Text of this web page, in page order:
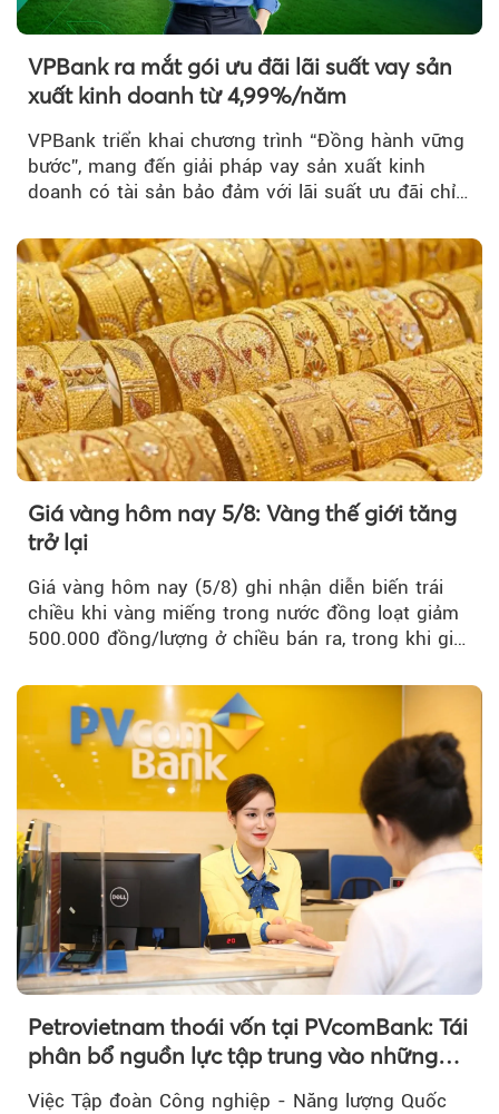
VPBank ra mắt gói ưu đãi lãi suất vay sản
xuất kinh doanh từ 4,99%/năm
VPBank triển khai chương trình “Đồng hành vững
bước”, mang đến giải pháp vay sản xuất kinh
doanh có tài sản bảo đảm với lãi suất ưu đãi chỉ
Giá vàng hôm nay 5/8: Vàng thế giới tăng
trở lại
Giá vàng hôm nay (5/8) ghi nhận diễn biến trái
chiều khi vàng miếng trong nước đồng loạt giảm
500.000 đồng/lượng ở chiều bán ra, trong khi giá
thương hiệu.
Petrovietnam thoái vốn tại PVcomBank: Tái
phân bổ nguồn lực tập trung vào những
Việc Tập đoàn Công nghiệp - Năng lượng Quốc